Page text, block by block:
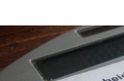
E-
Mail
Facebook
Twitter